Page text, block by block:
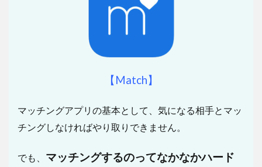
【Match】
マッチングアプリの基本として、気になる相手とマッ
チングしなければやり取りできません。
でも、 マッチングするのってなかなかハード